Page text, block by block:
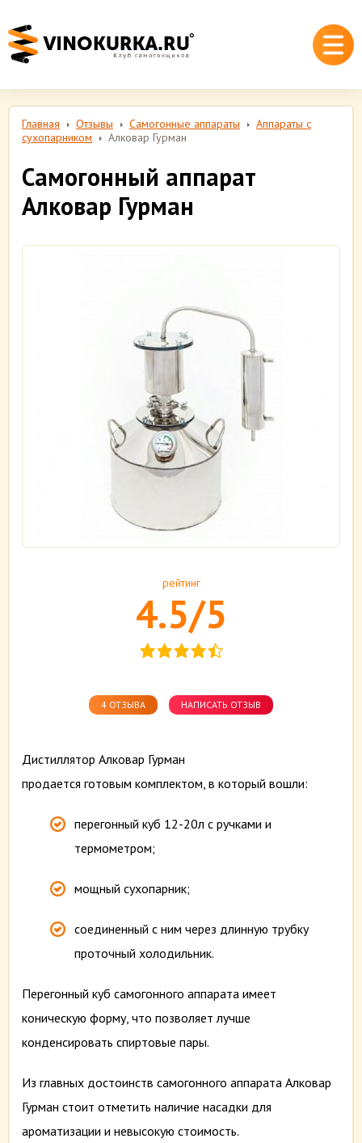
Главная Отзывы Самогонные аппараты
Аппараты с
сухопарником
Алковар Гурман
Самогонный аппарат
Алковар Гурман
рейтинг
4.5/5
4 ОТЗЫВА НАПИСАТЬ ОТЗЫВ
Дистиллятор Алковар Гурман
продается готовым комплектом, в который вошли:
перегонный куб 12-20л с ручками и
термометром;
мощный сухопарник;
соединенный с ним через длинную трубку
проточный холодильник.
Перегонный куб самогонного аппарата имеет
коническую форму, что позволяет лучше
конденсировать спиртовые пары.
Из главных достоинств самогонного аппарата Алковар
Гурман стоит отметить наличие насадки для
ароматизации и невысокую стоимость.